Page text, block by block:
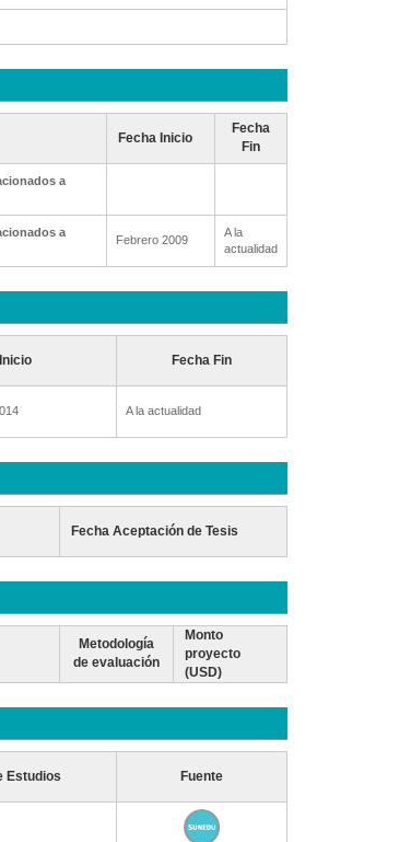
Fecha Inicio
Fecha
Fin
a
a
Febrero 2009
A la
actualidad
Fecha Fin
A la actualidad
Fecha Aceptación de Tesis
Metodología
de evaluación
Monto
proyecto
(USD)
Estudios Fuente